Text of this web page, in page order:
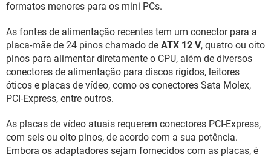
formatos menores para os mini PCs.
As fontes de alimentação recentes tem um conector para a
placa-mãe de 24 pinos chamado de ATX 12 V, quatro ou oito
pinos para alimentar diretamente o CPU, além de diversos
conectores de alimentação para discos rígidos, leitores
óticos e placas de vídeo, como os conectores Sata Molex,
PCI-Express, entre outros.
As placas de vídeo atuais requerem conectores PCI-Express,
com seis ou oito pinos, de acordo com a sua potência.
Embora os adaptadores sejam fornecidos com as placas, é